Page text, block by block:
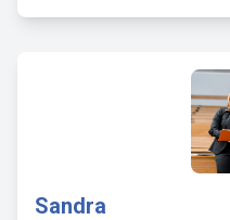
Sandra